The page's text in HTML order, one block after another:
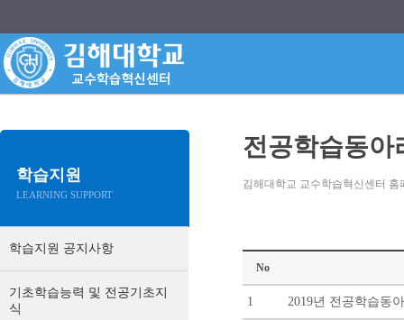
학습지원
LEARNING SUPPORT
학습지원 공지사항
기초학습능력 및 전공기초지
식
전공학습동아
김해대학교 교수학습혁신센터
No
1 2019년 전공학습동